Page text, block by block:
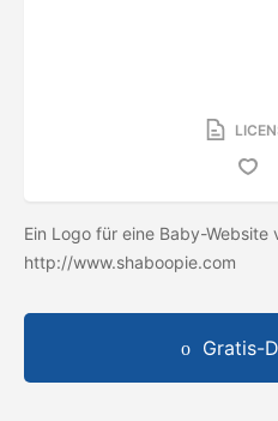
Ein Logo für eine Baby-Website
http://www.shaboopie.com
Gratis-